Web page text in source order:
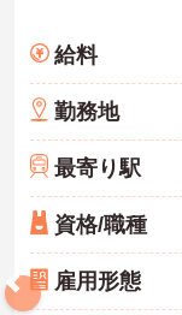
給料
勤務地
最寄り駅
資格/職種
雇用形態